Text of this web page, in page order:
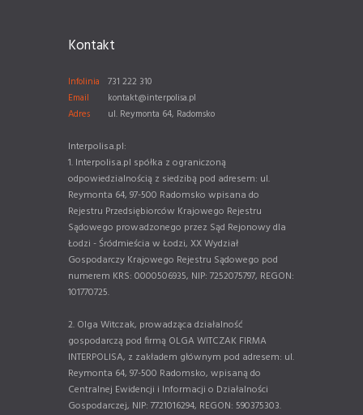
Kontakt
Infolinia
731 222 310
Email
kontakt@interpolisa.pl
Adres
ul. Reymonta 64, Radomsko
Interpolisa.pl:
1. Interpolisa.pl spółka z ograniczoną
odpowiedzialnością z siedzibą pod adresem: ul.
Reymonta 64, 97-500 Radomsko wpisana do
Rejestru Przedsiębiorców Krajowego Rejestru
Sądowego prowadzonego przez Sąd Rejonowy dla
Łodzi - Śródmieścia w Łodzi, XX Wydział
Gospodarczy Krajowego Rejestru Sądowego pod
numerem KRS: 0000506935, NIP: 7252075797, REGON:
101770725.
2. Olga Witczak, prowadząca działalność
gospodarczą pod firmą OLGA WITCZAK FIRMA
INTERPOLISA, z zakładem głównym pod adresem: ul.
Reymonta 64, 97-500 Radomsko, wpisaną do
Centralnej Ewidencji i Informacji o Działalności
Gospodarczej, NIP: 7721016294, REGON: 590375303.